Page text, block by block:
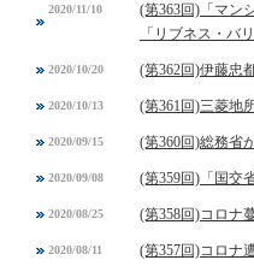
2020/11/10
(第363回)「マン
「リブネス・バ
2020/10/20 (第362回)伊藤忠
2020/10/13 (第361回)三菱地
2020/09/15 (第360回)総務省
2020/09/08 (第359回)「国交
2020/08/25 (第358回)コロナ
2020/08/11 (第357回)コロナ